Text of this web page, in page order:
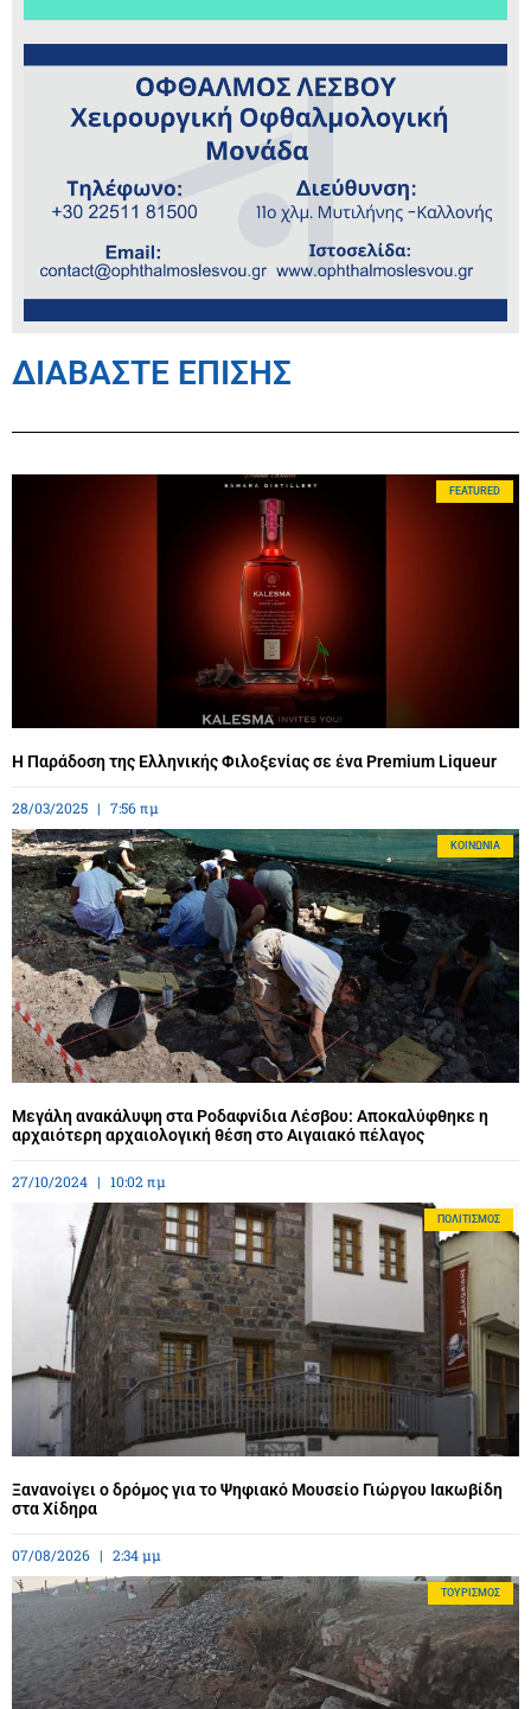
ΔΙΑΒΑΣΤΕ ΕΠΙΣΗΣ
FEATURED
Η Παράδοση της Ελληνικής Φιλοξενίας σε ένα Premium Liqueur
28/03/2025 7:56 πμ
ΚΟΙΝΩΝΊΑ
Μεγάλη ανακάλυψη στα Ροδαφνίδια Λέσβου: Αποκαλύφθηκε η
αρχαιότερη αρχαιολογική θέση στο Αιγαιακό πέλαγος
27/10/2024 10:02 πμ
ΠΟΛΙΤΙΣΜΌΣ
Ξανανοίγει ο δρόμος για το Ψηφιακό Μουσείο Γιώργου Ιακωβίδη
στα Χίδηρα
07/08/2026 2:34 μμ
ΤΟΥΡΙΣΜΌΣ